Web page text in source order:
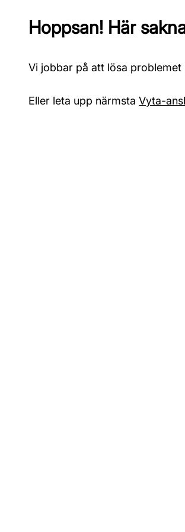
Hoppsan! Här
Vi jobbar på att lösa
Eller leta upp närmsta Vyta-